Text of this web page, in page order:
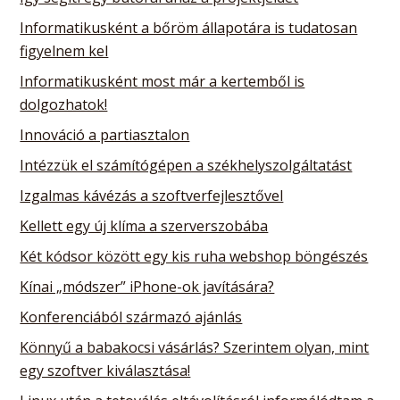
Informatikusként a bőröm állapotára is tudatosan
figyelnem kel
Informatikusként most már a kertemből is
dolgozhatok!
Innováció a partiasztalon
Intézzük el számítógépen a székhelyszolgáltatást
Izgalmas kávézás a szoftverfejlesztővel
Kellett egy új klíma a szerverszobába
Két kódsor között egy kis ruha webshop böngészés
Kínai „módszer” iPhone-ok javítására?
Konferenciából származó ajánlás
Könnyű a babakocsi vásárlás? Szerintem olyan, mint
egy szoftver kiválasztása!